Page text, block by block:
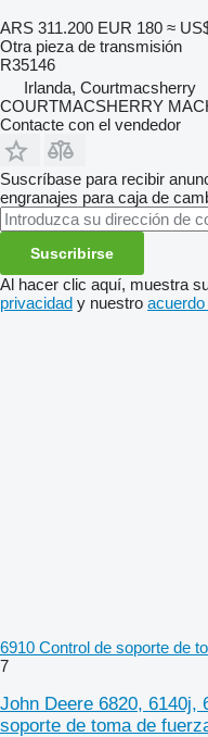
ARS 311.200 EUR 180 ≈
Otra pieza de transmisión
R35146
Irlanda, Courtmacsherry
COURTMACSHERRY
Contacte con el vendedor
Suscríbase para recibir
engranajes para caja de
Suscribirse
Al hacer clic aquí, muestra
privacidad y nuestro
6910 Control de soporte de
7
John Deere 6820, 6140j,
soporte de toma de